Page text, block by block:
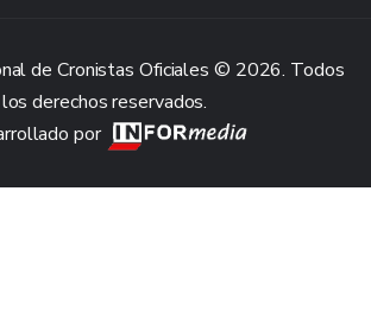
de Cronistas Oficiales © 2026. Todos
los derechos reservados.
por